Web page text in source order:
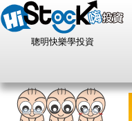
聰明快樂學投資